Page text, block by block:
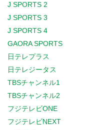
J SPORTS 2
J SPORTS 3
J SPORTS 4
GAORA SPORTS
日テレプラス
日テレジータス
TBSチャンネル1
TBSチャンネル2
フジテレビONE
フジテレビNEXT